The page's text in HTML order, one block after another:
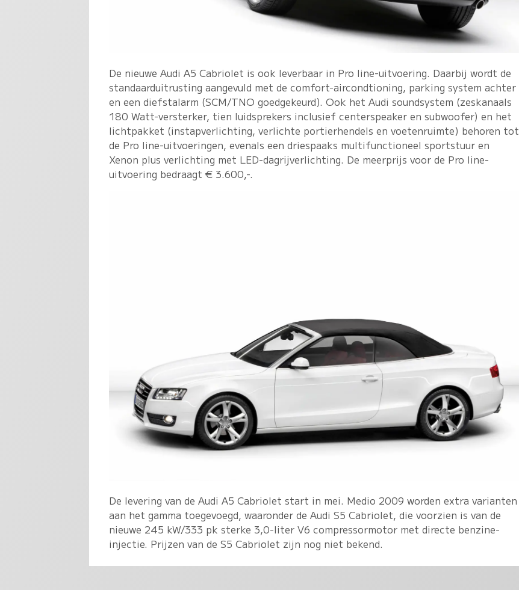
De nieuwe Audi A5 Cabriolet is ook leverbaar in Pro line-uitvoering. Daarbij wordt de
standaarduitrusting aangevuld met de comfort-aircondtioning, parking system achter
en een diefstalarm (SCM/TNO goedgekeurd). Ook het Audi soundsystem (zeskanaals
180 Watt-versterker, tien luidsprekers inclusief centerspeaker en subwoofer) en het
lichtpakket (instapverlichting, verlichte portierhendels en voetenruimte) behoren tot
de Pro line-uitvoeringen, evenals een driespaaks multifunctioneel sportstuur en
Xenon plus verlichting met LED-dagrijverlichting. De meerprijs voor de Pro line-
uitvoering bedraagt € 3.600,-.
De levering van de Audi A5 Cabriolet start in mei. Medio 2009 worden extra varianten
aan het gamma toegevoegd, waaronder de Audi S5 Cabriolet, die voorzien is van de
nieuwe 245 kW/333 pk sterke 3,0-liter V6 compressormotor met directe benzine-
injectie. Prijzen van de S5 Cabriolet zijn nog niet bekend.